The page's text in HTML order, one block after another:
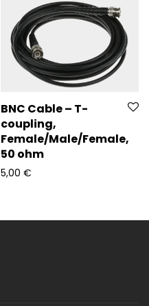
BNC Cable – T-
coupling,
Female/Male/Female,
50 ohm
5,00 €